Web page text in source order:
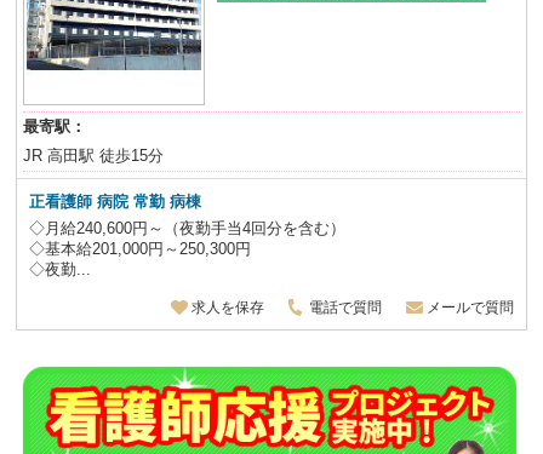
最寄駅：
JR 高田駅 徒歩15分
正看護師 病院 常勤 病棟
◇月給240,600円～（夜勤手当4回分を含む）
◇基本給201,000円～250,300円
◇夜勤...
求人を保存 電話で質問 メールで質問